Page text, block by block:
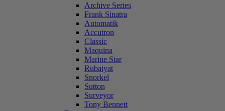
Archive Series
Frank Sinatra
Automatik
Accutron
Classic
Maquina
Marine Star
Rubaiyat
Snorkel
Sutton
Surveyor
Tony Bennett